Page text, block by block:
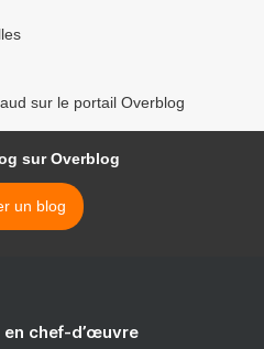
sur le portail Overblog
sur Overblog
un blog
en chef-d’œuvre